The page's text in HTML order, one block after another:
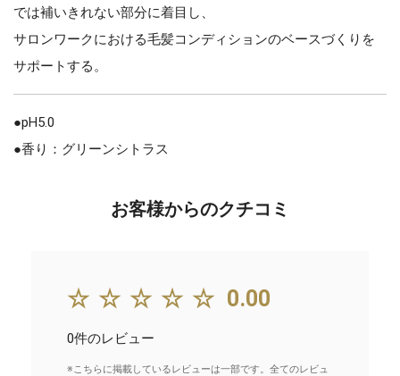
では補いきれない部分に着目し、
サロンワークにおける毛髪コンディションのベースづくりを
サポートする。
●pH5.0
●香り：グリーンシトラス
お客様からのクチコミ
☆☆☆☆☆ 0.00
0件のレビュー
※こちらに掲載しているレビューは一部です。全てのレビュ